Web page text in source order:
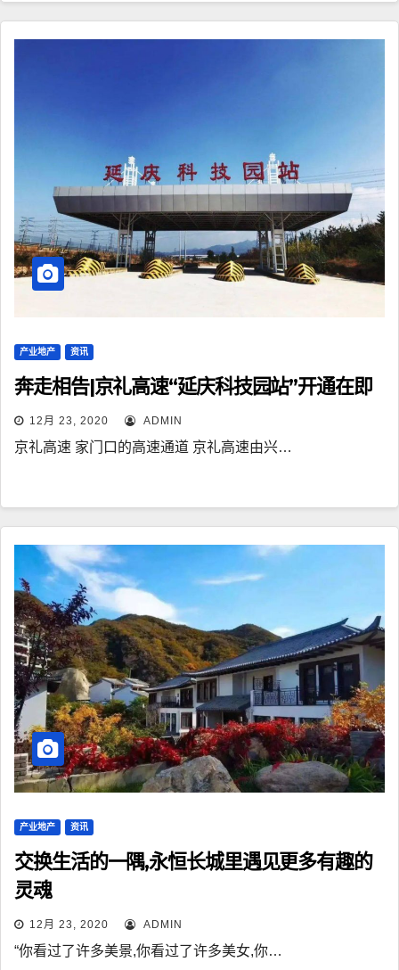
产业地产 资讯
奔走相告|京礼高速“延庆科技园站”开通在即
12月 23, 2020 ADMIN
京礼高速 家门口的高速通道 京礼高速由兴…
产业地产 资讯
交换生活的一隅,永恒长城里遇见更多有趣的
灵魂
12月 23, 2020 ADMIN
“你看过了许多美景,你看过了许多美女,你…